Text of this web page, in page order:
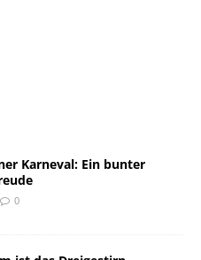
Karneval: Ein bunter
0